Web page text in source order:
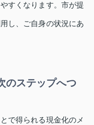
すくなります。市が提
し、ご自身の状況にあ
のステップへつ
で得られる現金化のメ